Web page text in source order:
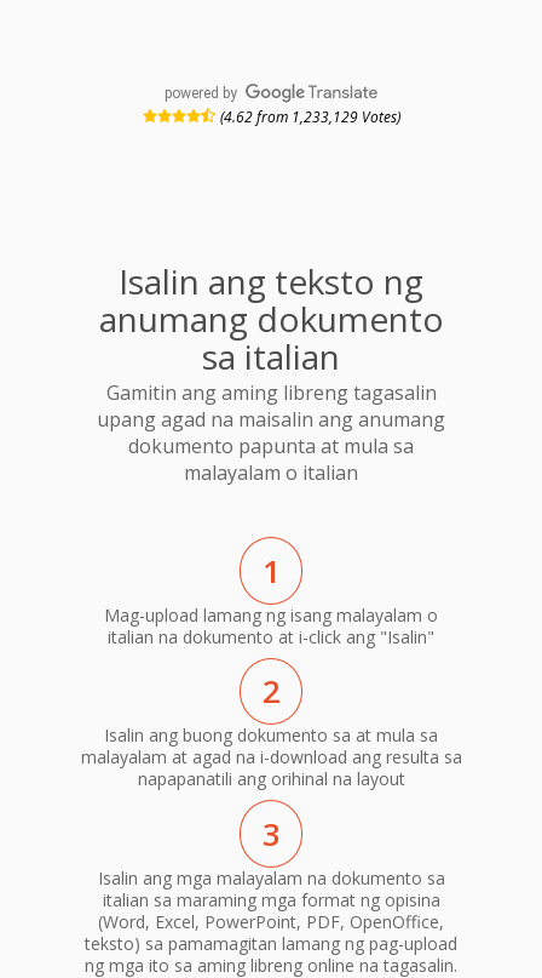
powered by
(4.62 from 1,233,129 Votes)
Isalin ang teksto ng
anumang dokumento
sa italian
Gamitin ang aming libreng tagasalin
upang agad na maisalin ang anumang
dokumento papunta at mula sa
malayalam o italian
1
Mag-upload lamang ng isang malayalam o
italian na dokumento at i-click ang "Isalin"
2
Isalin ang buong dokumento sa at mula sa
malayalam at agad na i-download ang resulta sa
napapanatili ang orihinal na layout
3
Isalin ang mga malayalam na dokumento sa
italian sa maraming mga format ng opisina
(Word, Excel, PowerPoint, PDF, OpenOffice,
teksto) sa pamamagitan lamang ng pag-upload
ng mga ito sa aming libreng online na tagasalin.